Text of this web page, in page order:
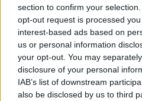
section to confirm your
opt-out request is processed
interest-based ads based on
us or personal information
your opt-out. You may
disclosure of your personal
IAB’s list of downstream
also be disclosed by us to third